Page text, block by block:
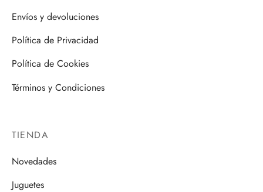
Envíos y devoluciones
Política de Privacidad
Política de Cookies
Términos y Condiciones
TIENDA
Novedades
Juguetes